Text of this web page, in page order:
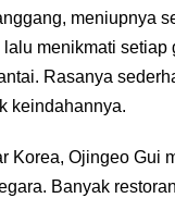
meniupnya
menikmati setiap
Rasanya
keindahannya.
Korea, Ojingeo Gui
Banyak